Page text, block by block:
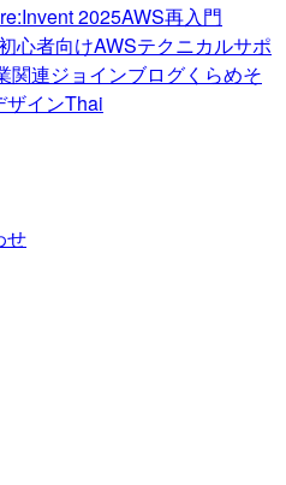
2025AWS再入門
心者向けAWSテクニカルサポ
関連ジョインブログくらめそ
ザインThai
せ